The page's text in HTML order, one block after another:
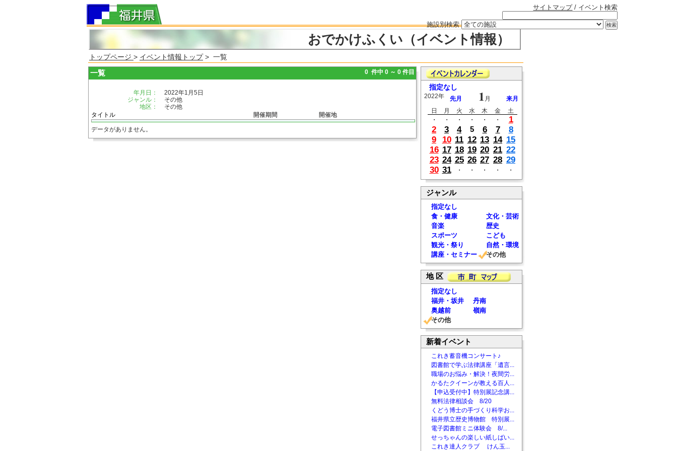
サイトマップ/ イベント検索
施設別検索
おでかけふくい（イベント情報）
トップページ > イベント情報トップ> 一覧
一覧 0 件中 0 ～ 0 件目
年月日：
2022年1月5日
ジャンル：
その他
地区：
その他
タイトル
開催期間 開催地
データがありません。
指定なし
2022年 先月 1 月
来月
日
月 火 水 木 金
土
・
・ ・ ・ ・ ・
1
2
3 4 5 6 7
8
9
10 11 12 13 14 15
16 17 18 19 20 21 22
23 24 25 26 27 28 29
30 31 ・ ・ ・ ・ ・
ジャンル
指定なし
食・健康
文化・芸術
音楽
歴史
スポーツ
こども
観光・祭り
自然・環境
講座・セミナー
その他
地 区
指定なし
福井・坂井
丹南
奥越前
嶺南
その他
新着イベント
これき蓄音機コンサート♪
図書館で学ぶ法律講座「遺言...
職場のお悩み・解決！夜間労...
かるたクイーンが教える百人...
【申込受付中】特別展記念講...
無料法律相談会 8/20
くどう博士の手づくり科学お...
福井県立歴史博物館 特別展...
電子図書館ミニ体験会 8/...
せっちゃんの楽しい紙しばい...
これき達人クラブ けん玉...